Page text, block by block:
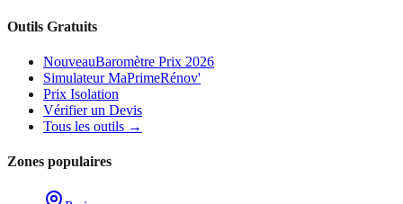
Outils Gratuits
NouveauBaromètre Prix 2026
Simulateur MaPrimeRénov'
Prix Isolation
Vérifier un Devis
Tous les outils →
Zones populaires